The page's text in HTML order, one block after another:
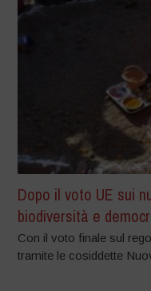
Dopo il voto UE sui
biodiversità e
Con il voto finale sul
tramite le cosiddette